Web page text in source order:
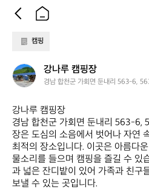
캠핑
강
나
캠
핑
장
강나루 캠핑장
경남 합천군 가회면 둔내리 563-6,
강나루 캠핑장
경남 합천군 가회면 둔내리 563-6,
장은 도심의 소음에서 벗어나 자연
최적의 장소입니다. 이곳은 아름다
물소리를 들으며 캠핑을 즐길 수 있
과 넓은 잔디밭이 있어 가족과 친구
보낼 수 있는 곳입니다.